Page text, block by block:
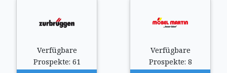
Verfügbare
Prospekte: 61
Verfügbare
Prospekte: 8